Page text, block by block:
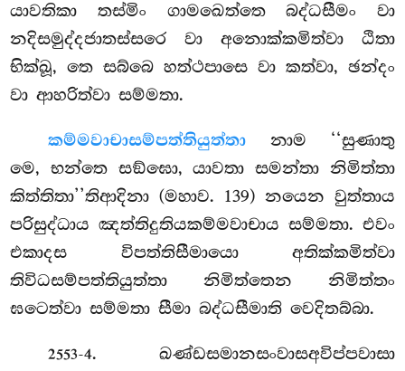
යාවතිකා තස්මිං ගාමඛෙත්තෙ බද්ධසීමං වා
නදිසමුද්දජාතස්සරෙ වා අනොක්කමිත්වා ඨිතා
භික්ඛූ, තෙ සබ්බෙ හත්ථපාසෙ වා කත්වා, ඡන්දං
වා ආහරිත්වා සම්මතා.
කම්මවාචාසම්පත්තියුත්තා නාම ‘‘සුණාතු
මෙ, භන්තෙ සඞ්ඝො, යාවතා සමන්තා නිමිත්තා
කිත්තිතා’’තිආදිනා (මහාව. 139) නයෙන වුත්තාය
පරිසුද්ධාය ඤත්තිදුතියකම්මවාචාය සම්මතා. එවං
එකාදස විපත්තිසීමායො අතික්කමිත්වා
තිවිධසම්පත්තියුත්තා නිමිත්තෙන නිමිත්තං
ඝටෙත්වා සම්මතා සීමා බද්ධසීමාති වෙදිතබ්බා.
2553-4. ඛණ්ඩසමානසංවාසඅවිප්පවාසා